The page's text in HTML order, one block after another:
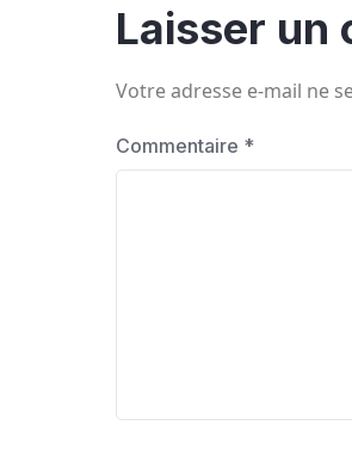
Laisser un
Votre adresse e-mail ne
Commentaire *